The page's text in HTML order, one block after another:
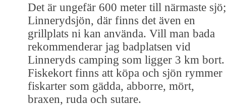
Det är ungefär 600 meter till närmaste sjö;
Linnerydsjön, där finns det även en
grillplats ni kan använda. Vill man bada
rekommenderar jag badplatsen vid
Linneryds camping som ligger 3 km bort.
Fiskekort finns att köpa och sjön rymmer
fiskarter som gädda, abborre, mört,
braxen, ruda och sutare.